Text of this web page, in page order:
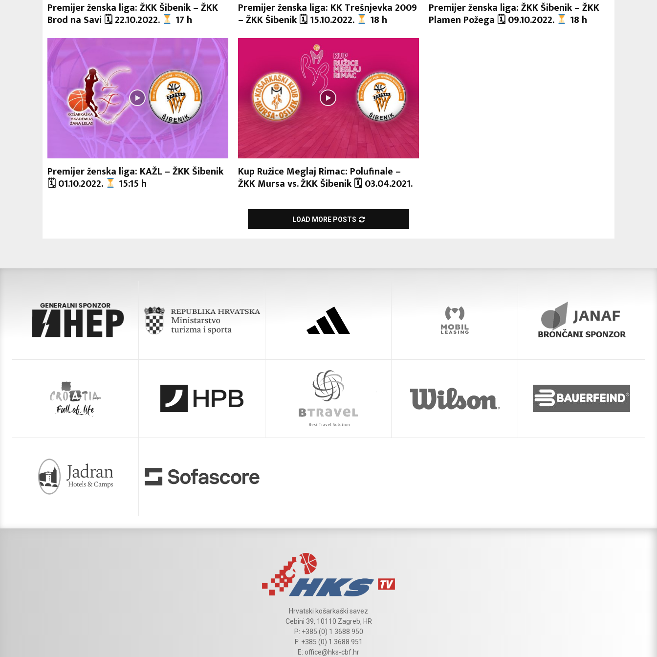
Premijer ženska liga: ŽKK Šibenik – ŽKK
Brod na Savi 🗓 22.10.2022. 17 h
Premijer ženska liga: KK Trešnjevka 2009
– ŽKK Šibenik 🗓 15.10.2022. 18 h
Premijer ženska liga: ŽKK Šibenik – ŽKK
Plamen Požega 🗓 09.10.2022. 18 h
Premijer ženska liga: KAŽL – ŽKK Šibenik
🗓 01.10.2022. 15:15 h
Kup Ružice Meglaj Rimac: Polufinale –
ŽKK Mursa vs. ŽKK Šibenik 🗓 03.04.2021.
LOAD MORE POSTS
Hrvatski košarkaški savez
Cebini 39, 10110 Zagreb, HR
P: +385 (0) 1 3688 950
F: +385 (0) 1 3688 951
E: office@hks-cbf.hr